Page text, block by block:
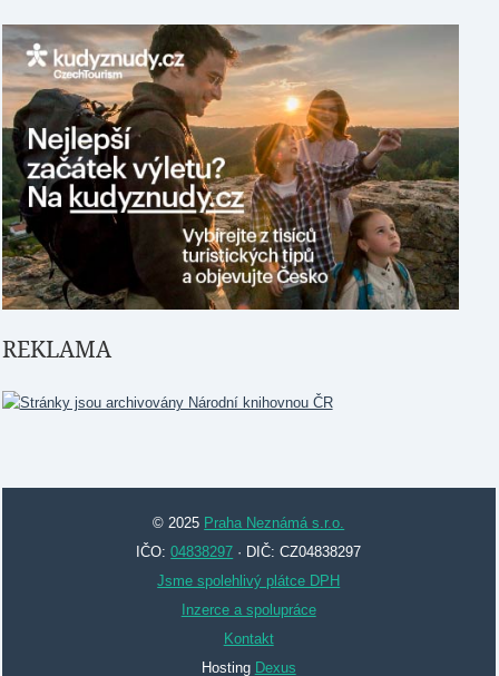
REKLAMA
© 2025 Praha Neznámá s.r.o.
IČO:04838297 · DIČ: CZ04838297
Jsme spolehlivý plátce DPH
Inzerce a spolupráce
Kontakt
Hosting Dexus